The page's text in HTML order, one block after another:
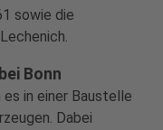
sowie die
Bonn
in einer Baustelle
Dabei